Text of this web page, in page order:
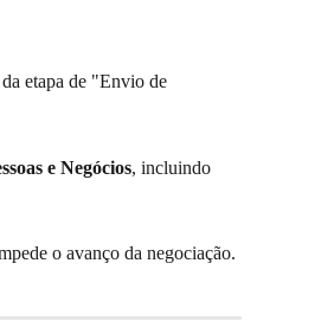
etapa de "Envio de
e Negócios, incluindo
o avanço da negociação.